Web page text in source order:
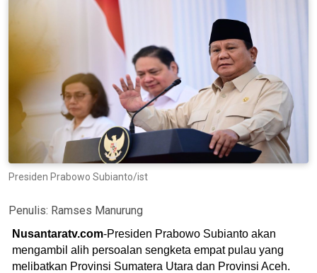
Presiden Prabowo Subianto/ist
Penulis: Ramses Manurung
Nusantaratv.com-Presiden Prabowo Subianto akan
mengambil alih persoalan sengketa empat pulau yang
melibatkan Provinsi Sumatera Utara dan Provinsi Aceh.